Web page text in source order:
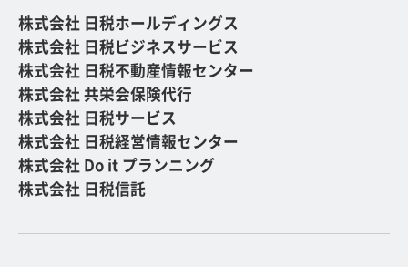
株式会社 日税ホールディングス
株式会社 日税ビジネスサービス
株式会社 日税不動産情報センター
株式会社 共栄会保険代行
株式会社 日税サービス
株式会社 日税経営情報センター
株式会社 Do it プランニング
株式会社 日税信託